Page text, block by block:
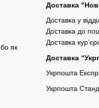
як
Доставка
Доставка у
Доставка до
Доставка
Доставка
Укрпошта
Укрпошта